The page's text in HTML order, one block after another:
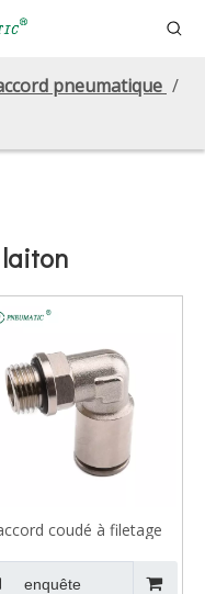
pneumatique /
coudé à filetage
joint torique
enquête